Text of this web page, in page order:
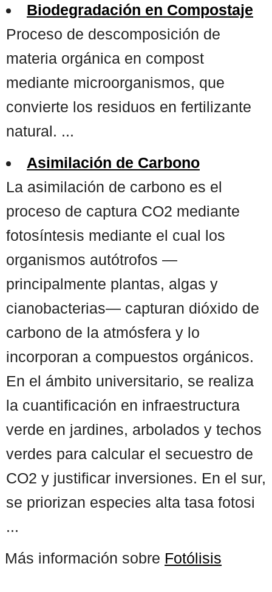
Biodegradación en Compostaje
Proceso de descomposición de
materia orgánica en compost
mediante microorganismos, que
convierte los residuos en fertilizante
natural. ...
Asimilación de Carbono
La asimilación de carbono es el
proceso de captura CO2 mediante
fotosíntesis mediante el cual los
organismos autótrofos —
principalmente plantas, algas y
cianobacterias— capturan dióxido de
carbono de la atmósfera y lo
incorporan a compuestos orgánicos.
En el ámbito universitario, se realiza
la cuantificación en infraestructura
verde en jardines, arbolados y techos
verdes para calcular el secuestro de
CO2 y justificar inversiones. En el sur,
se priorizan especies alta tasa fotosi
...
Más información sobre Fotólisis